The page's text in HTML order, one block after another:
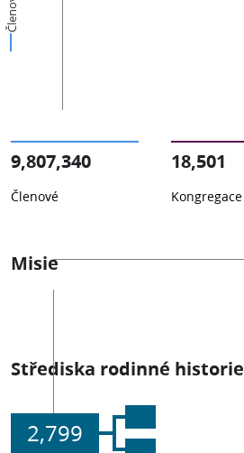
Členové
9,807,340
Členové
18,501
Kongregace
Misie
Střediska rodinné historie
2,799